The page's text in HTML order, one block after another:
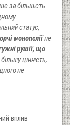
за більшість...
статус,
монополіїне
рушії, що
цінність,
не
вплив